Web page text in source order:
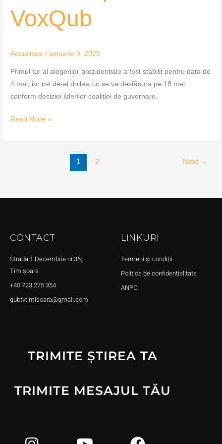
VoxQub
Actualitate / ianuarie 9, 2025
Primul tur al alegerilor prezidențiale a fost stabilit pentru data de
4 mai, iar cel de-al doilea tur se va desfășura pe 18 mai,
conform deciziei liderilor coaliției de guvernare.
Read More »
1 2 Next →
CONTACT
Strada 1 Decembrie nr.36,
Timișoara
+40 723 275 354
qubtvtimisoara@gmail.com
LINKURI
Termeni și condiții
Politica de confidențialitate
ANPC
TRIMITE ȘTIREA TA
TRIMITE MESAJUL TĂU